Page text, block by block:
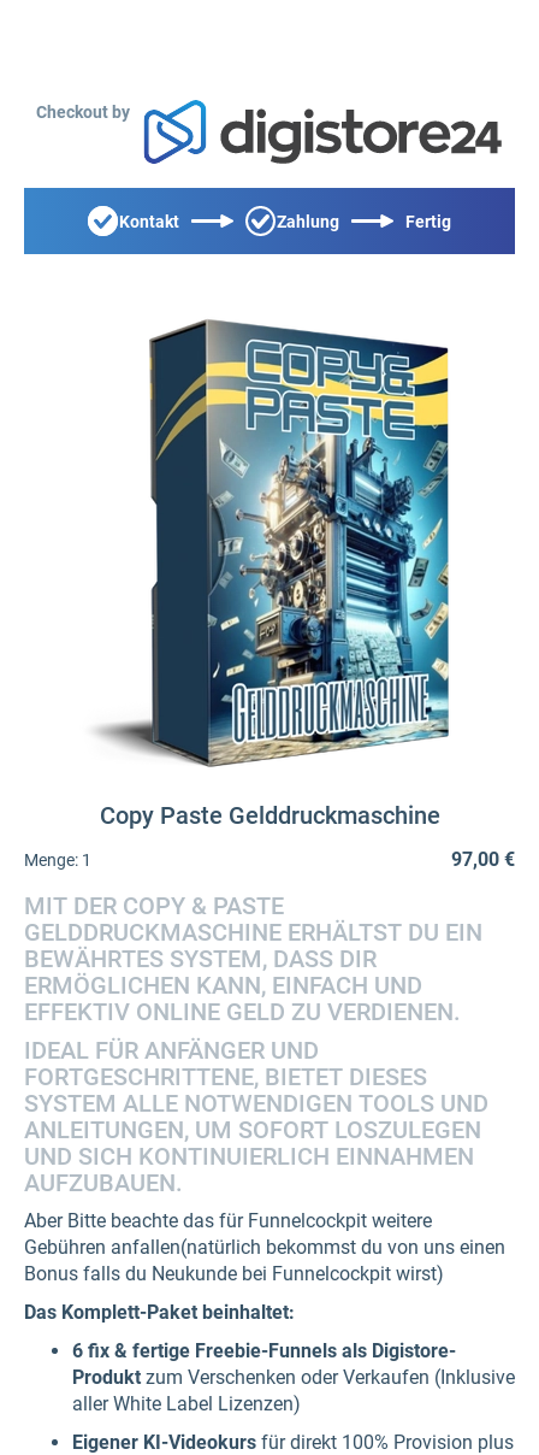
Checkout by
Kontakt Zahlung Fertig
Copy Paste Gelddruckmaschine
Menge: 1 97,00 €
MIT DER COPY & PASTE
GELDDRUCKMASCHINE ERHÄLTST DU EIN
BEWÄHRTES SYSTEM, DASS DIR
ERMÖGLICHEN KANN, EINFACH UND
EFFEKTIV ONLINE GELD ZU VERDIENEN.
IDEAL FÜR ANFÄNGER UND
FORTGESCHRITTENE, BIETET DIESES
SYSTEM ALLE NOTWENDIGEN TOOLS UND
ANLEITUNGEN, UM SOFORT LOSZULEGEN
UND SICH KONTINUIERLICH EINNAHMEN
AUFZUBAUEN.
Aber Bitte beachte das für Funnelcockpit weitere
Gebühren anfallen(natürlich bekommst du von uns einen
Bonus falls du Neukunde bei Funnelcockpit wirst)
Das Komplett-Paket beinhaltet:
6 fix & fertige Freebie-Funnels als Digistore-
Produkt zum Verschenken oder Verkaufen (Inklusive
aller White Label Lizenzen)
Eigener KI-Videokurs für direkt 100% Provision plus